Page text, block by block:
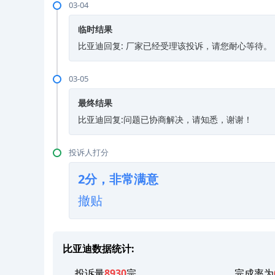
03-04
临时结果
比亚迪回复: 厂家已经受理该投诉，请您耐心等待。
03-05
最终结果
比亚迪回复:问题已协商解决，请知悉，谢谢！
投诉人打分
2分，非常满意
撤贴
比亚迪数据统计: